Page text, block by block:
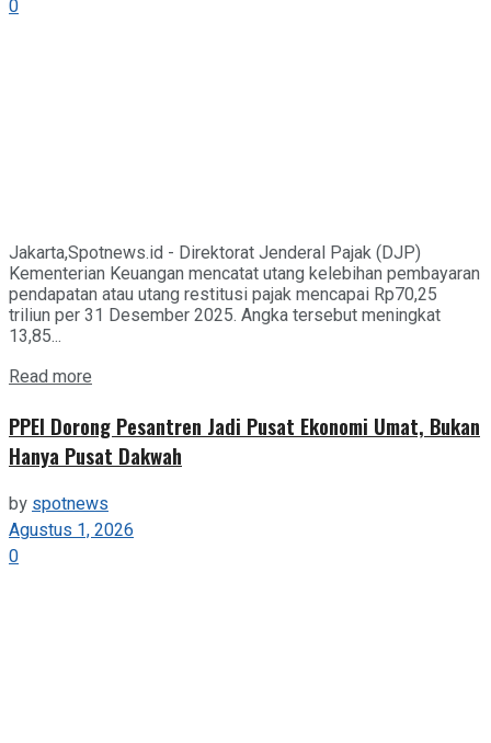
0
Jakarta,Spotnews.id - Direktorat Jenderal Pajak (DJP)
Kementerian Keuangan mencatat utang kelebihan pembayaran
pendapatan atau utang restitusi pajak mencapai Rp70,25
triliun per 31 Desember 2025. Angka tersebut meningkat
13,85...
Read more
PPEI Dorong Pesantren Jadi Pusat Ekonomi Umat, Bukan
Hanya Pusat Dakwah
byspotnews
Agustus 1, 2026
0